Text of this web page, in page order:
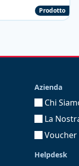
Prodotto
Azienda
Chi
La
Helpdesk